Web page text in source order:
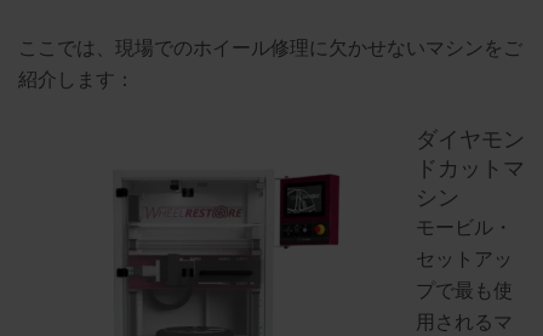
ここでは、現場でのホイール修理に欠かせないマシンをご
紹介します：
ダイヤモン
ドカットマ
シン
モービル・
セットアッ
プで最も使
用されるマ